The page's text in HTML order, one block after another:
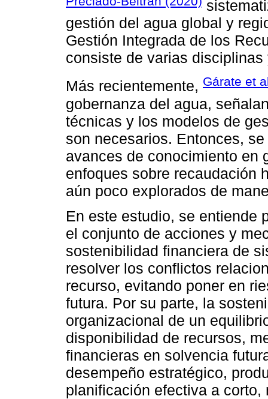
gestión del agua global y
Gestión Integrada de los
consiste de varias
Más recientemente, Gárate et
gobernanza del agua,
técnicas y los modelos de
son necesarios. Entonces,
avances de conocimiento en
enfoques sobre recaudación
aún poco explorados de
En este estudio, se entiende
el conjunto de acciones y
sostenibilidad financiera de
resolver los conflictos
recurso, evitando poner en
futura. Por su parte, la
organizacional de un
disponibilidad de recursos,
financieras en solvencia
desempeño estratégico,
planificación efectiva a